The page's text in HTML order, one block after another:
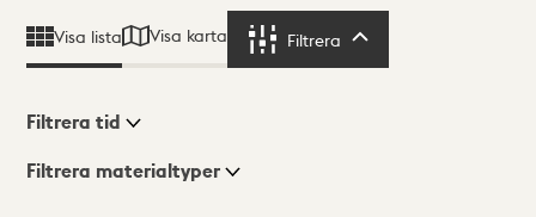
Visa lista Visa karta Filtrera
Visningsläge
Filtrera tid
Filtrera materialtyper